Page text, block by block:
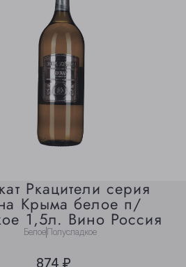
Ркацители серия
Крыма белое п/
1,5л. Вино Россия
Белое Полусладкое
874 ₽